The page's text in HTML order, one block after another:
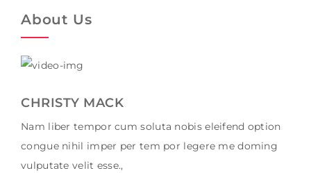
About Us
CHRISTY MACK
Nam liber tempor cum soluta nobis eleifend option
congue nihil imper per tem por legere me doming
vulputate velit esse.,